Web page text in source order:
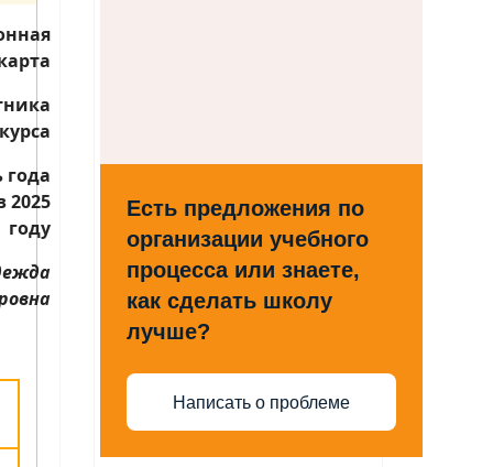
года
2025
году
Есть предложения по
организации учебного
процесса или знаете,
как сделать школу
лучше?
Написать о проблеме